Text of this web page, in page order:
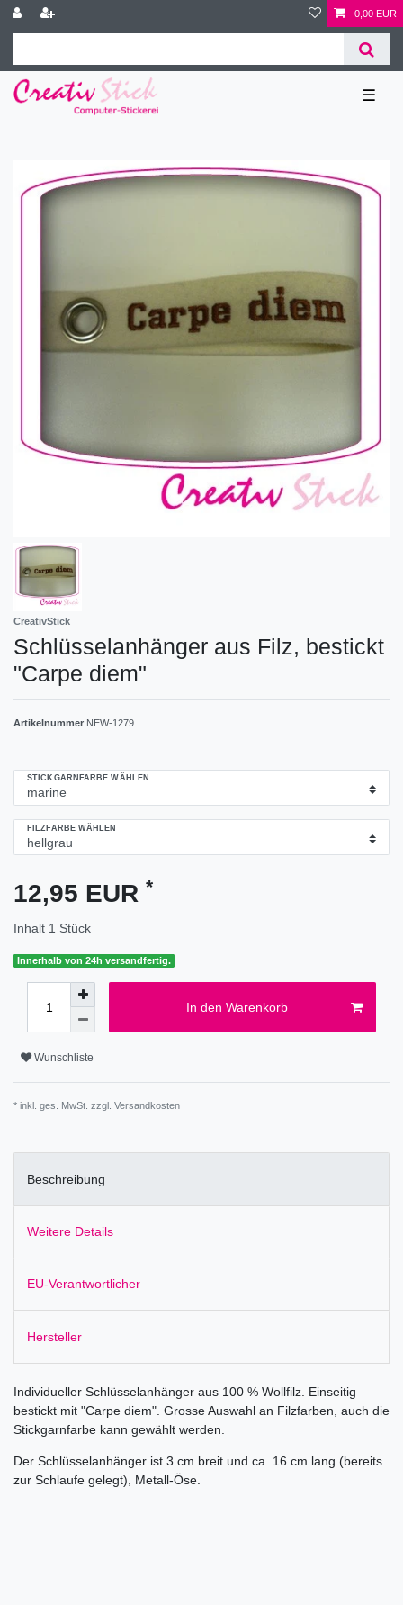
0,00 EUR
☰
CreativStick
Schlüsselanhänger aus Filz, bestickt
"Carpe diem"
Artikelnummer NEW-1279
STICKGARNFARBE WÄHLEN
FILZFARBE WÄHLEN
12,95 EUR *
Inhalt 1 Stück
Innerhalb von 24h versandfertig.
In den Warenkorb
Wunschliste
* inkl. ges. MwSt. zzgl. Versandkosten
Beschreibung
Weitere Details
EU-Verantwortlicher
Hersteller
Individueller Schlüsselanhänger aus 100 % Wollfilz. Einseitig
bestickt mit "Carpe diem". Grosse Auswahl an Filzfarben, auch die
Stickgarnfarbe kann gewählt werden.
Der Schlüsselanhänger ist 3 cm breit und ca. 16 cm lang (bereits
zur Schlaufe gelegt), Metall-Öse.